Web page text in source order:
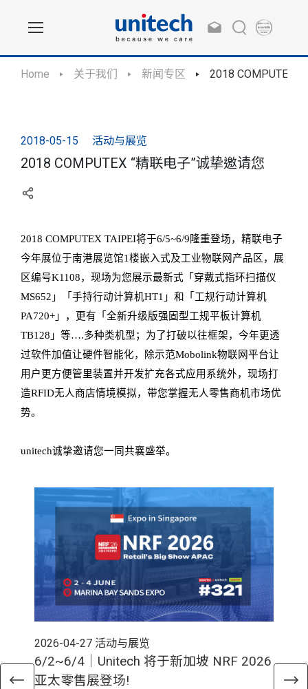
Home 关于我们 新闻专区 2018 COMPUTEX
2018-05-15 活动与展览
2018 COMPUTEX “精联电子”诚挚邀请您
2018 COMPUTEX TAIPEI将于6/5~6/9隆重登场， 精联电子
今年展位于南港展览馆1楼嵌入式及工业物联网产品区，展
区编号K1108， 现场为您展示最新式「穿戴式指环扫描仪
MS652」「手持行动计算机HT1」和「工规行动计算机
PA720+」，
更有「全新升级版强固型工规平板计算机
TB128」等….多种类机型； 为了打破以往框架，今年更透
过软件加值让硬件智能化，
除示范Mobolink物联网平台让
用户更方便管里装置并开发扩充各式应用系统外， 现场打
造RFID无人商店情境模拟，带您掌握无人零售商机市场优
势。
unitech诚挚邀请您一同共襄盛举。
2026-04-27 活动与展览
6/2~6/4｜Unitech 将于新加坡 NRF 2026
亚太零售展登场!
5/